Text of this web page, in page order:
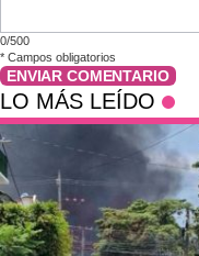
0/500
* Campos obligatorios
ENVIAR COMENTARIO
LO MÁS LEÍDO